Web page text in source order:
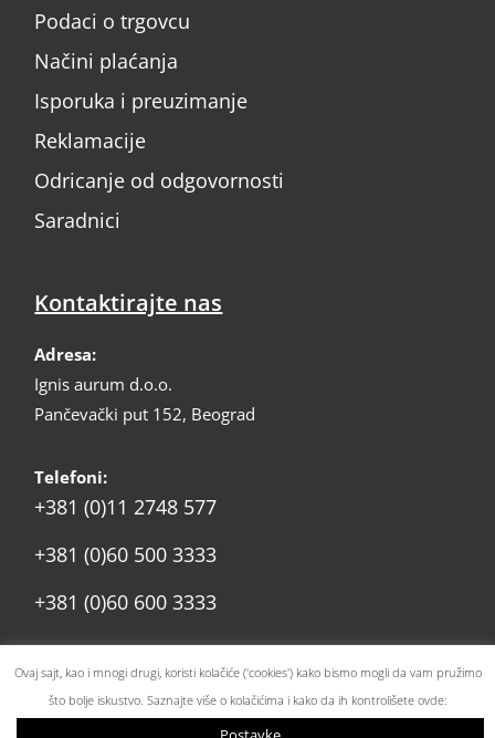
Podaci o trgovcu
Načini plaćanja
Isporuka i preuzimanje
Reklamacije
Odricanje od odgovornosti
Saradnici
Kontaktirajte nas
Adresa:
Ignis aurum d.o.o.
Pančevački put 152, Beograd
Telefoni:
+381 (0)11 2748 577
+381 (0)60 500 3333
+381 (0)60 600 3333
Ovaj sajt, kao i mnogi drugi, koristi kolačiće ('cookies') kako bismo mogli da vam pružimo
što bolje iskustvo. Saznajte više o kolačićima i kako da ih kontrolišete ovde: